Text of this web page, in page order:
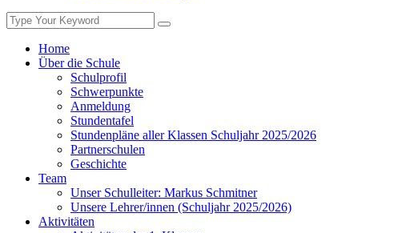
Home
Über die Schule
Schulprofil
Schwerpunkte
Anmeldung
Stundentafel
Stundenpläne aller Klassen Schuljahr 2025/2026
Partnerschulen
Geschichte
Team
Unser Schulleiter: Markus Schmitner
Unsere Lehrer/innen (Schuljahr 2025/2026)
Aktivitäten